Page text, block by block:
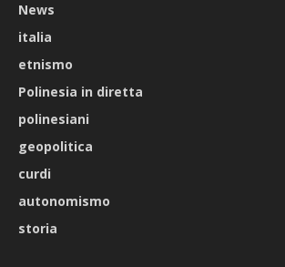
News
italia
etnismo
Polinesia in diretta
polinesiani
geopolitica
curdi
autonomismo
storia